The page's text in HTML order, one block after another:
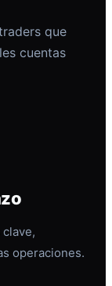
que
cuentas
operaciones.